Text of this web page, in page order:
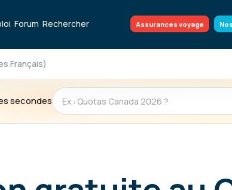
Forum Rechercher Assurances voyage
Français)
secondes